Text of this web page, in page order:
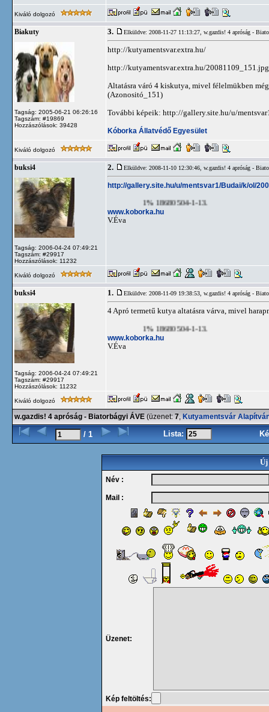
Kiváló dolgozó
Biakuty
Tagság: 2005-06-21 06:26:16
Tagszám: #19869
Hozzászólások: 39428
3. Elküldve: 2008-11-27 11:13:27, w.gazdis! 4 apróság -
http://kutyamentsvar.extra.hu/
http://kutyamentsvar.extra.hu/20081109_151.jpg
Altatásra váró 4 kiskutya, mivel félelmükben
(Azonositó_151)
További képeik: http://gallery.site.hu/u/
Kóborka Állatvédő Egyesület
Kiváló dolgozó
buksi4
Tagság: 2006-04-24 07:49:21
Tagszám: #29917
Hozzászólások: 11232
2. Elküldve: 2008-11-10 12:30:46, w.gazdis! 4 apróság -
http://gallery.site.hu/u/mentsvar1/Budai/k/ol/
1% 18680504-1-13.
www.koborka.hu
V.Éva
Kiváló dolgozó
buksi4
Tagság: 2006-04-24 07:49:21
Tagszám: #29917
Hozzászólások: 11232
1. Elküldve: 2008-11-09 19:38:53, w.gazdis! 4 apróság -
4 Apró termetű kutya altatásra várva, mivel
1% 18680504-1-13.
www.koborka.hu
V.Éva
Kiváló dolgozó
w.gazdis! 4 apróság - Biatorbágyi ÁVE (üzenet: 7, Kutyamentsvár
/ 1 Lista:
Új
Név :
Mail :
Üzenet:
Kép feltöltés: